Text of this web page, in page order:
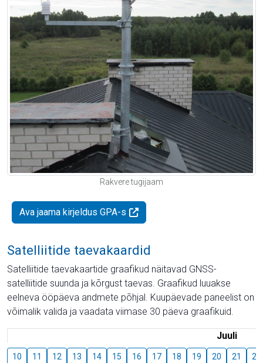
Rakvere tugijaam
Ava jaama kirjeldus GPA-s
Satelliitide taevakaardid
Satelliitide taevakaartide graafikud näitavad GNSS-
satelliitide suunda ja kõrgust taevas. Graafikud luuakse
eelneva ööpäeva andmete põhjal. Kuupäevade paneelist on
võimalik valida ja vaadata viimase 30 päeva graafikuid.
Juuli
10 11 12 13 14 15 16 17 18 19 20 21 22